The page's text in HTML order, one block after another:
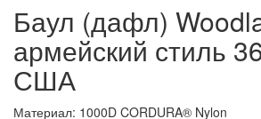
Баул (дафл)
армейский стиль
США
Материал: 1000D CORDURA® Nylon